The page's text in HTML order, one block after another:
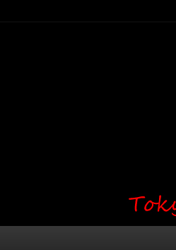
祥寺 Red Bunny
タトゥー画像
ト・girl tattoo）